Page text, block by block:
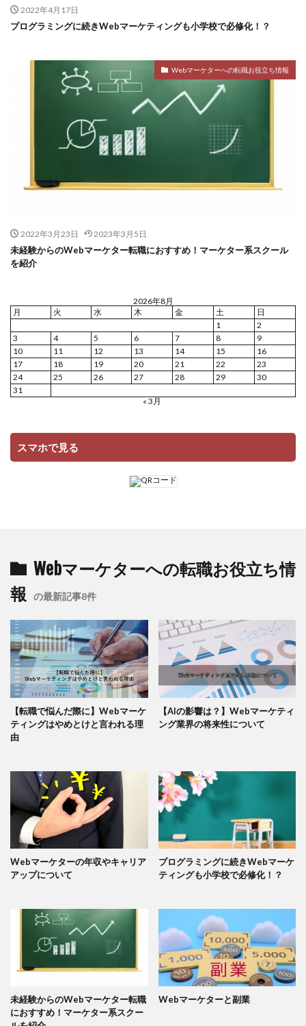
2022年4月17日
プログラミングに続きWebマーケティングも小学校で必修化！？
Webマーケターへの転職お役立ち情報
2022年3月23日 2023年3月5日
未経験からのWebマーケター転職におすすめ！マーケター系スクール
を紹介
2026年8月
月
火 水 木 金 土
日
1
2
3
4 5 6 7 8
9
10
11 12 13 14 15
16
17
18 19 20 21 22
23
24
25 26 27 28 29
30
31
« 3月
スマホで見る
Webマーケターへの転職お役立ち情
報
の最新記事8件
【転職で悩んだ際に】Webマーケ
ティングはやめとけと言われる理
由
【AIの影響は？】Webマーケティ
ング業界の将来性について
Webマーケターの年収やキャリア
アップについて
プログラミングに続きWebマーケ
ティングも小学校で必修化！？
未経験からのWebマーケター転職
におすすめ！マーケター系スクー
Webマーケターと副業